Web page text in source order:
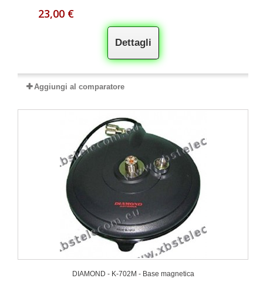
23,00 €
Dettagli
Aggiungi al comparatore
DIAMOND - K-702M - Base magnetica